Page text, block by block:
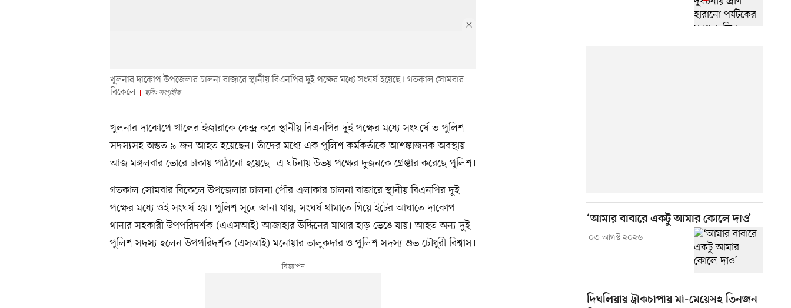
খুলনার দাকোপ উপজেলার চালনা বাজারে স্থানীয় বিএনপির দুই পক্ষের মধ্যে সংঘর্ষ হয়েছে। গতকাল সোমবার
বিকেলে
ছবি: সংগৃহীত
খুলনার দাকোপে খালের ইজারাকে কেন্দ্র করে স্থানীয় বিএনপির দুই পক্ষের মধ্যে সংঘর্ষে ৩ পুলিশ
সদস্যসহ অন্তত ৯ জন আহত হয়েছেন। তাঁদের মধ্যে এক পুলিশ কর্মকর্তাকে আশঙ্কাজনক অবস্থায়
আজ মঙ্গলবার ভোরে ঢাকায় পাঠানো হয়েছে। এ ঘটনায় উভয় পক্ষের দুজনকে গ্রেপ্তার করেছে পুলিশ।
গতকাল সোমবার বিকেলে উপজেলার চালনা পৌর এলাকার চালনা বাজারে স্থানীয় বিএনপির দুই
পক্ষের মধ্যে ওই সংঘর্ষ হয়। পুলিশ সূত্রে জানা যায়, সংঘর্ষ থামাতে গিয়ে ইটের আঘাতে দাকোপ
থানার সহকারী উপপরিদর্শক (এএসআই) আজাহার উদ্দিনের মাথার হাড় ভেঙে যায়। আহত অন্য দুই
পুলিশ সদস্য হলেন উপপরিদর্শক (এসআই) মনোয়ার তালুকদার ও পুলিশ সদস্য শুভ চৌধুরী বিশ্বাস।
‘আমার বাবারে একটু আমার কোলে দাও’
০৩ আগস্ট ২০২৬
দিঘলিয়ায় ট্রাকচাপায় মা-মেয়েসহ তিনজন